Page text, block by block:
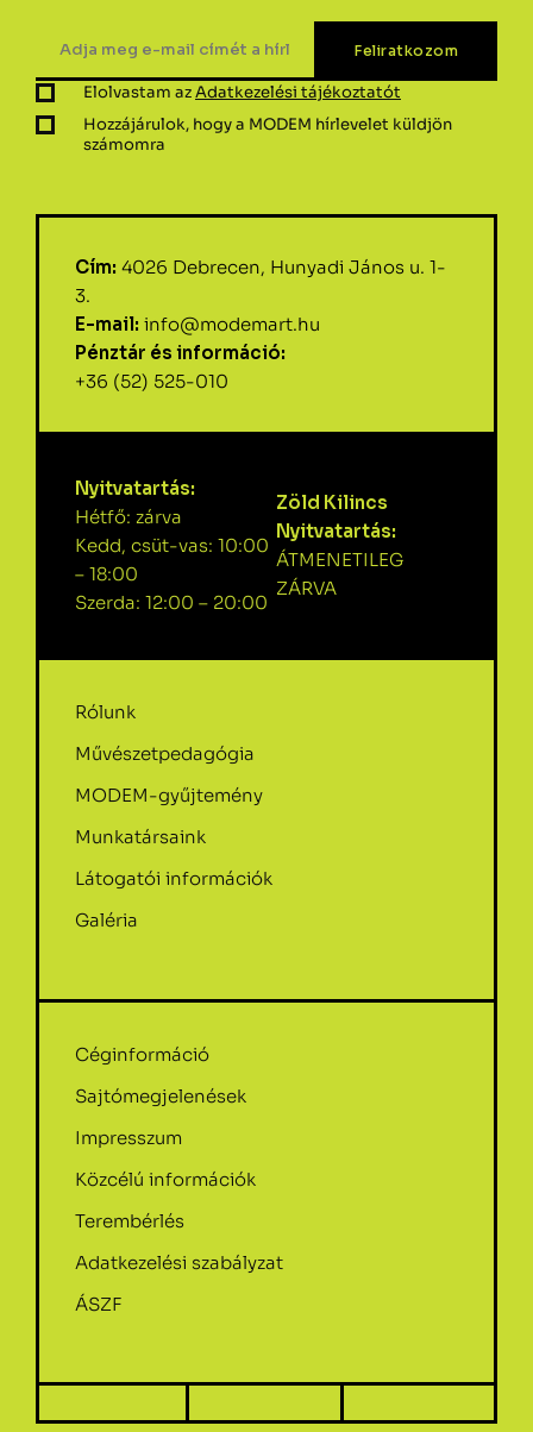
Elolvastam azAdatkezelési tájékoztatót
Hozzájárulok, hogy a MODEM hírlevelet küldjön
számomra
Cím: 4026 Debrecen, Hunyadi János u. 1-
3.
E-mail: info@modemart.hu
Pénztár és információ:
+36 (52) 525-010
Nyitvatartás:
Hétfő: zárva
Kedd, csüt-vas: 10:00
– 18:00
Szerda: 12:00 – 20:00
Zöld Kilincs
Nyitvatartás:
ÁTMENETILEG
ZÁRVA
Rólunk
Művészetpedagógia
MODEM-gyűjtemény
Munkatársaink
Látogatói információk
Galéria
Céginformáció
Sajtómegjelenések
Impresszum
Közcélú információk
Terembérlés
Adatkezelési szabályzat
ÁSZF